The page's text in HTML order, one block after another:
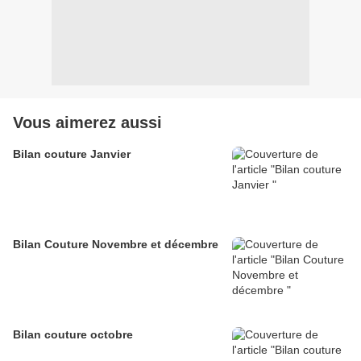
Vous aimerez aussi
Bilan couture Janvier
Bilan Couture Novembre et décembre
Bilan couture octobre